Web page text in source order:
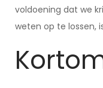
voldoening dat we
weten op te lossen,